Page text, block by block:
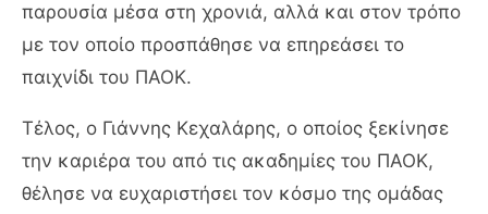
παρουσία μέσα στη χρονιά, αλλά και στον τρόπο
με τον οποίο προσπάθησε να επηρεάσει το
παιχνίδι του ΠΑΟΚ.
Τέλος, ο Γιάννης Κεχαλάρης, ο οποίος ξεκίνησε
την καριέρα του από τις ακαδημίες του ΠΑΟΚ,
θέλησε να ευχαριστήσει τον κόσμο της ομάδας